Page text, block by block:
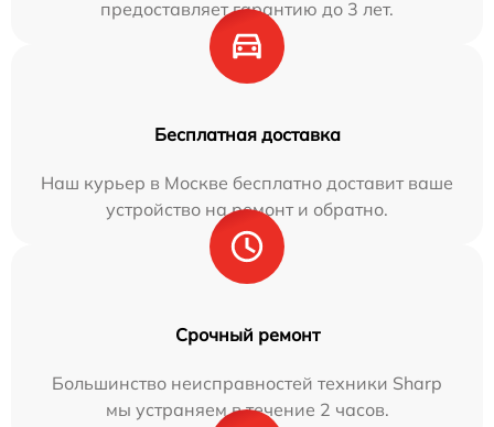
предоставляет гарантию до 3 лет.
Бесплатная доставка
Наш курьер в Москве бесплатно доставит ваше
устройство на ремонт и обратно.
Срочный ремонт
Большинство неисправностей техники Sharp
мы устраняем в течение 2 часов.